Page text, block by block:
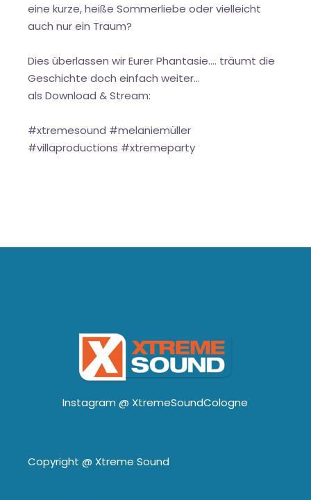
eine kurze, heiße Sommerliebe oder vielleicht
auch nur ein Traum?
Dies überlassen wir Eurer Phantasie…. träumt die
Geschichte doch einfach weiter…
als Download & Stream:
#xtremesound #melaniemüller
#villaproductions #xtremeparty
Instagram @ XtremeSoundCologne
Copyright @ Xtreme Sound